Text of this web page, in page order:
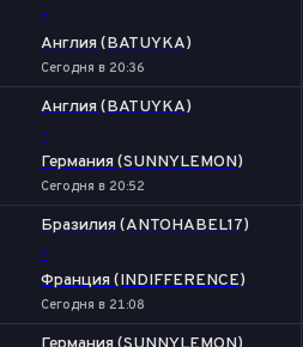
-
Англия (BATUYKA)
Сегодня в 20:36
Англия (BATUYKA)
-
Германия (SUNNYLEMON)
Сегодня в 20:52
Бразилия (ANTOHABEL17)
-
Франция (INDIFFERENCE)
Сегодня в 21:08